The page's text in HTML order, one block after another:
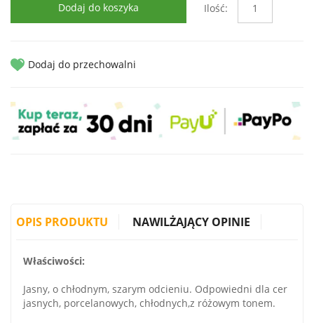
Dodaj do koszyka Ilość:
Dodaj do przechowalni
OPIS PRODUKTU NAWILŻAJĄCY OPINIE
Właściwości:
Jasny, o chłodnym, szarym odcieniu. Odpowiedni dla cer
jasnych, porcelanowych, chłodnych,z różowym tonem.